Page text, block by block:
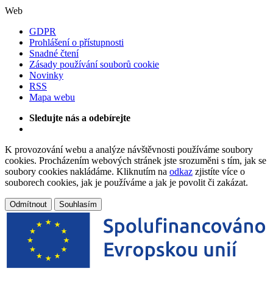
Web
GDPR
Prohlášení o přístupnosti
Snadné čtení
Zásady používání souborů cookie
Novinky
RSS
Mapa webu
Sledujte nás a odebírejte
K provozování webu a analýze návštěvnosti používáme soubory
cookies. Procházením webových stránek jste srozuměni s tím, jak se
soubory cookies nakládáme. Kliknutím na odkaz zjistíte více o
souborech cookies, jak je používáme a jak je povolit či zakázat.
Odmítnout Souhlasím